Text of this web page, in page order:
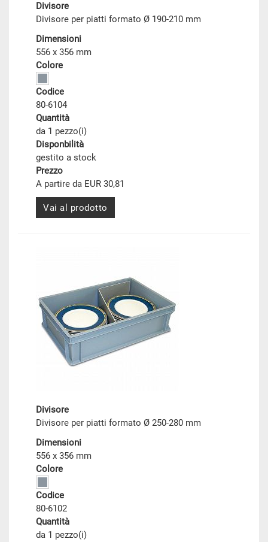
Divisore
Divisore per piatti formato Ø 190-210 mm
Dimensioni
556 x 356 mm
Colore
Codice
80-6104
Quantità
da 1 pezzo(i)
Disponbilità
gestito a stock
Prezzo
A partire da EUR 30,81
Vai al prodotto
Divisore
Divisore per piatti formato Ø 250-280 mm
Dimensioni
556 x 356 mm
Colore
Codice
80-6102
Quantità
da 1 pezzo(i)